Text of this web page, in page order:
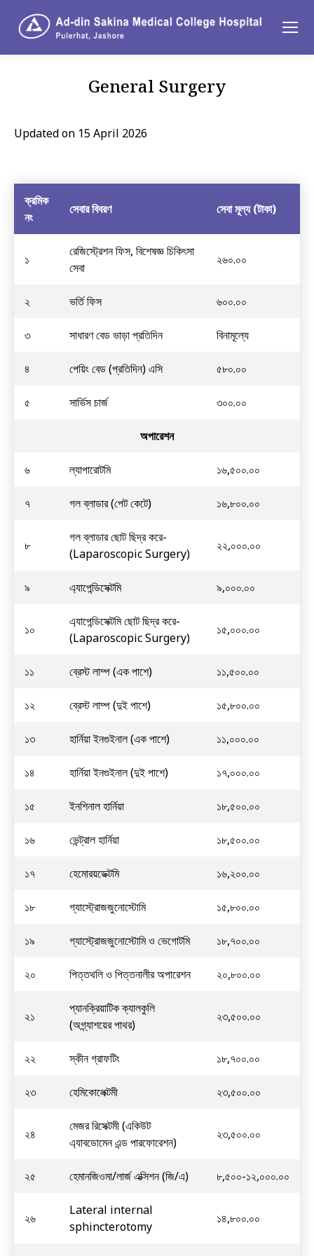
General Surgery
Updated on 15 April 2026
ক্রমিক
নং
সেবার বিবরণ সেবা মূল্য (টাকা)
১
রেজিস্ট্রেশন ফিস, বিশেষজ্ঞ চিকিৎসা
সেবা
২৬০.০০
২ ভর্তি ফিস ৬০০.০০
৩ সাধারণ বেড ভাড়া প্রতিদিন বিনামূল্যে
৪ পেয়িং বেড (প্রতিদিন) এসি ৫৮০.০০
৫ সার্ভিস চার্জ ৩০০.০০
অপারেশন
৬ ল্যাপারোটমি ১৬,৫০০.০০
৭ গল ব্লাডার (পেট কেটে) ১৬,৮০০.০০
৮
গল ব্লাডার ছোট ছিদ্র করে-
(Laparoscopic Surgery)
২২,০০০.০০
৯ এ্যাপেন্ডিসেক্টমি ৯,০০০.০০
১০
এ্যাপেন্ডিসেক্টমি ছোট ছিদ্র করে-
(Laparoscopic Surgery)
১৫,০০০.০০
১১ ব্রেস্ট লাম্প (এক পাশে) ১১,৫০০.০০
১২ ব্রেস্ট লাম্প (দুই পাশে) ১৫,৮০০.০০
১৩ হার্নিয়া ইনগুইনাল (এক পাশে) ১১,০০০.০০
১৪ হার্নিয়া ইনগুইনাল (দুই পাশে) ১৭,০০০.০০
১৫ ইনশিনাল হার্নিয়া ১৮,৫০০.০০
১৬ ভেন্ট্রাল হার্নিয়া ১৮,৫০০.০০
১৭ হেমোরয়ডেক্টমি ১৬,২০০.০০
১৮ গ্যাস্ট্রোজজুনোস্টোমি ১৫,৮০০.০০
১৯ গ্যাস্ট্রোজজুনোস্টোমি ও ভেগোটমি ১৮,৭০০.০০
২০ পিত্তথলি ও পিত্তনালীর অপারেশন ২০,৮০০.০০
২১
প্যানক্রিয়াটিক ক্যালকুলি
(অগ্ন্যাশয়ের পাথর)
২৩,৫০০.০০
২২ স্কীন গ্রাফটিং ১৮,৭০০.০০
২৩ হেমিকোলেক্টমী ২৩,৫০০.০০
২৪
মেজর রিসেক্টমী (একিউট
এ্যাবডোমেন এন্ড পারফোরেশন)
২৩,৫০০.০০
২৫ হেমানজিওমা/লার্জ এক্সিশন (জি/এ) ৮,৫০০-১২,০০০.০০
২৬
Lateral internal
sphincterotomy
১৪,৮০০.০০